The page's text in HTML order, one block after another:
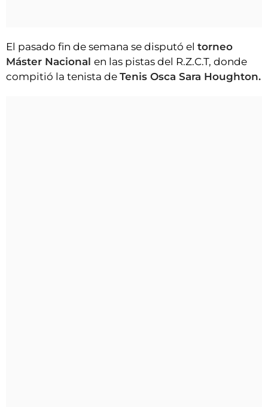
CLUB DEL AMIGO MILITANTE
INICIAR SESIÓN
El pasado fin de semana se disputó el torneo
Máster Nacional en las pistas del R.Z.C.T, donde
compitió la tenista de Tenis Osca Sara Houghton.